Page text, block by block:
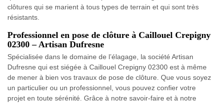
clôtures qui se marient à tous types de terrain et qui sont très
résistants.
Professionnel en pose de clôture à Caillouel Crepigny
02300 – Artisan Dufresne
Spécialisée dans le domaine de l’élagage, la société Artisan
Dufresne qui est siégée à Caillouel Crepigny 02300 est à même
de mener à bien vos travaux de pose de clôture. Que vous soyez
un particulier ou un professionnel, vous pouvez confier votre
projet en toute sérénité. Grâce à notre savoir-faire et à notre